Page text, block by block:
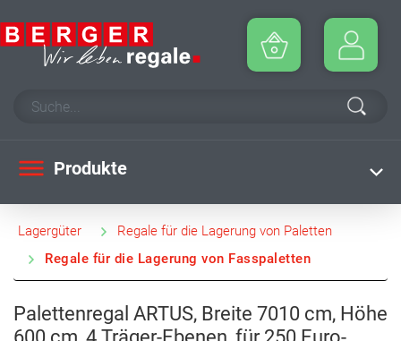
Produkte
Lagergüter
Regale für die Lagerung von Paletten
Regale für die Lagerung von Fasspaletten
Palettenregal ARTUS, Breite 7010 cm, Höhe
600 cm, 4 Träger-Ebenen, für 250 Euro-